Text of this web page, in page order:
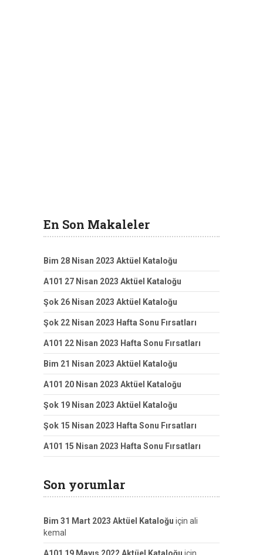
En Son Makaleler
Bim 28 Nisan 2023 Aktüel Kataloğu
A101 27 Nisan 2023 Aktüel Kataloğu
Şok 26 Nisan 2023 Aktüel Kataloğu
Şok 22 Nisan 2023 Hafta Sonu Fırsatları
A101 22 Nisan 2023 Hafta Sonu Fırsatları
Bim 21 Nisan 2023 Aktüel Kataloğu
A101 20 Nisan 2023 Aktüel Kataloğu
Şok 19 Nisan 2023 Aktüel Kataloğu
Şok 15 Nisan 2023 Hafta Sonu Fırsatları
A101 15 Nisan 2023 Hafta Sonu Fırsatları
Son yorumlar
Bim 31 Mart 2023 Aktüel Kataloğu için ali
kemal